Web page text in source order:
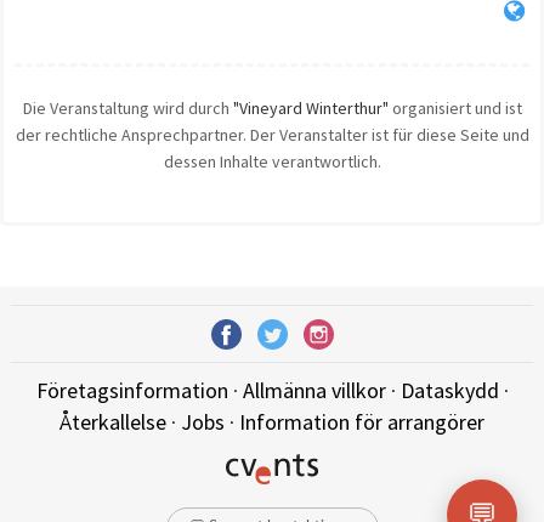
Die Veranstaltung wird durch "Vineyard Winterthur" organisiert und ist
der rechtliche Ansprechpartner. Der Veranstalter ist für diese Seite und
dessen Inhalte verantwortlich.
Företagsinformation · Allmänna villkor· Dataskydd ·
Återkallelse · Jobs · Information för arrangörer